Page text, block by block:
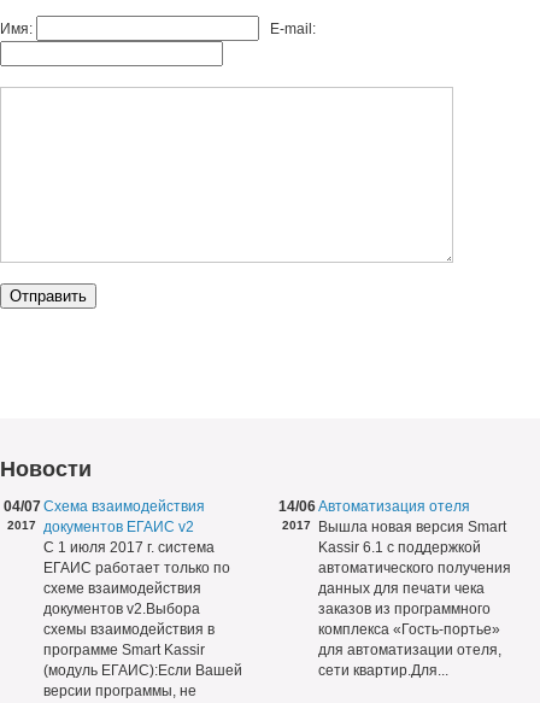
Имя: E-mail:
Новости
04/07
2017
Схема взаимодействия
документов ЕГАИС v2
С 1 июля 2017 г. система
ЕГАИС работает только по
схеме взаимодействия
документов v2.Выбора
схемы взаимодействия в
программе Smart Kassir
(модуль ЕГАИС):Если Вашей
версии программы, не
14/06
2017
Автоматизация отеля
Вышла новая версия Smart
Kassir 6.1 с поддержкой
автоматического получения
данных для печати чека
заказов из программного
комплекса «Гость-портье»
для автоматизации отеля,
сети квартир.Для...